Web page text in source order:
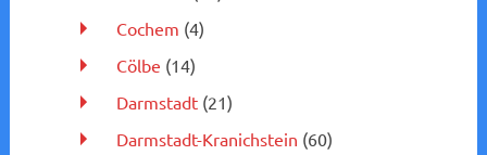
Cochem (4)
Cölbe (14)
Darmstadt(21)
Darmstadt-Kranichstein (60)